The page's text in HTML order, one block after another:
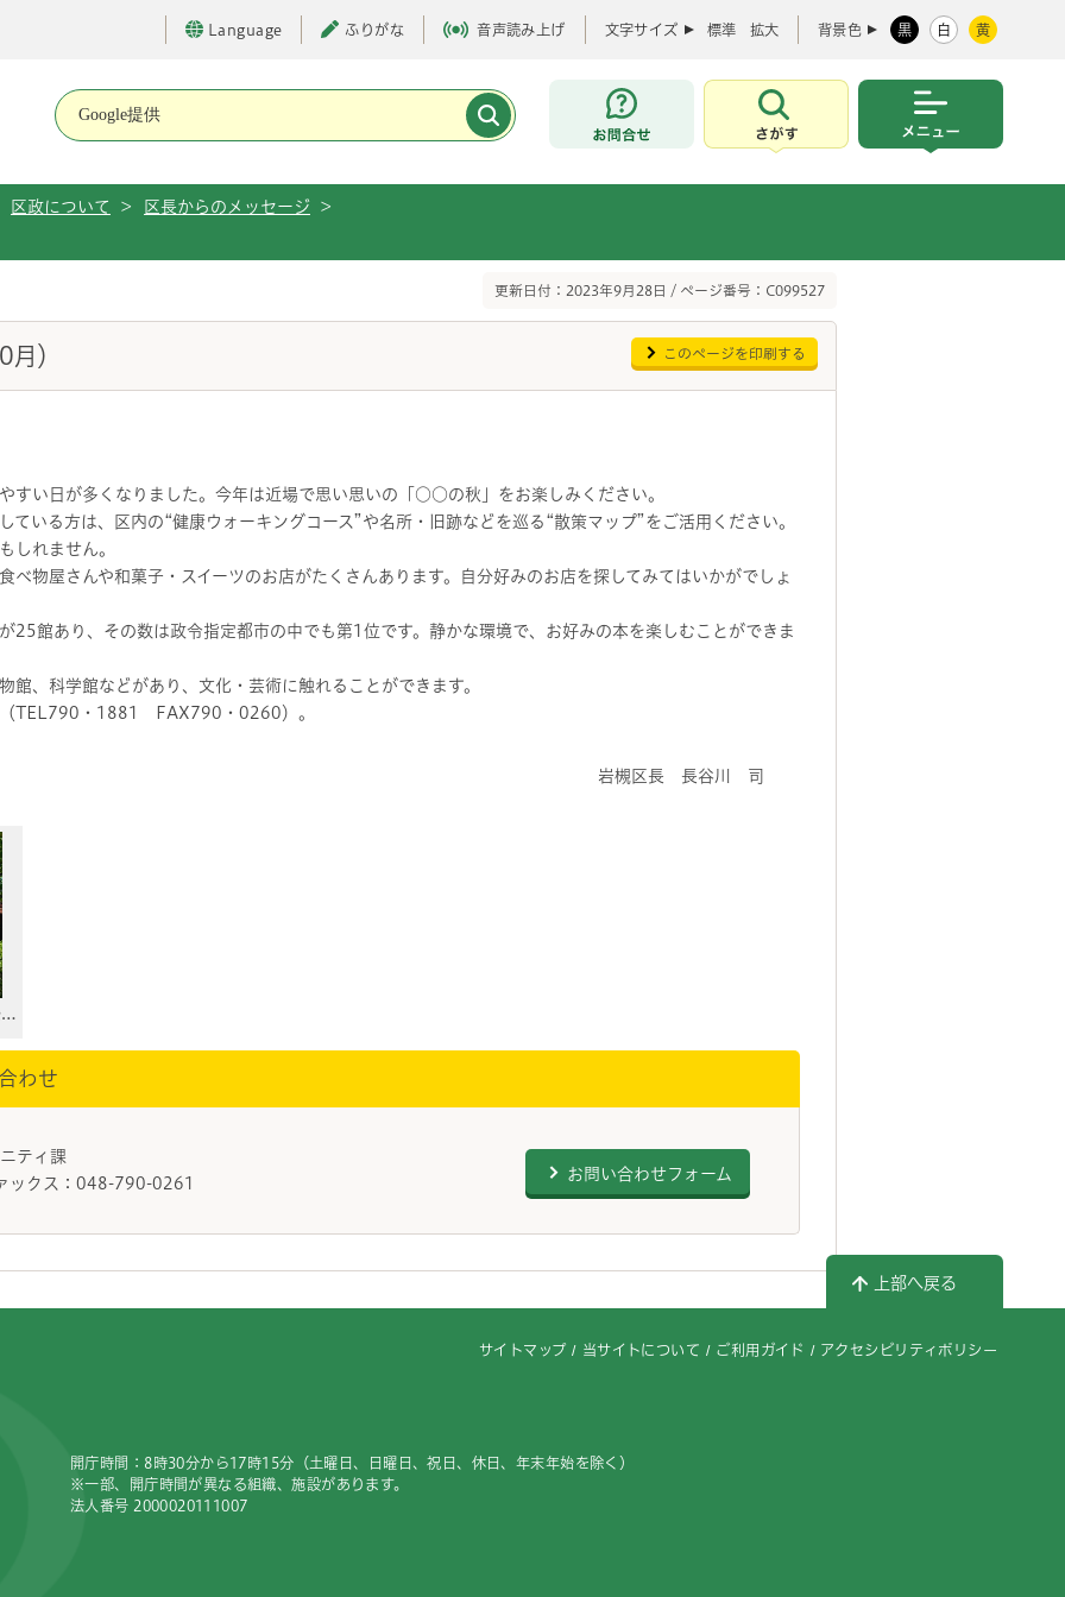
Language ふりがな 音声読み上げ 文字サイズ 標準 拡大 背景色 黒 白 黄
お問合せ
さがす
区政について > 区長からのメッセージ
>
更新日付：2023年9月28日 / ページ番号：C099527
） このページを印刷する
すい日が多くなりました。今年は近場で思い思いの「○○の秋」をお楽しみください。
ている方は、区内の“健康ウォーキングコース”や名所・旧跡などを巡る“散策マップ”をご活用ください。
しれません。
べ物屋さんや和菓子・スイーツのお店がたくさんあります。自分好みのお店を探してみてはいかがでしょ
25館あり、その数は政令指定都市の中でも第1位です。静かな環境で、お好みの本を楽しむことができま
館、科学館などがあり、文化・芸術に触れることができます。
TEL790・1881 FAX790・0260）。
長 長谷川 司
…
わせ
ニティ課
ックス：048-790-0261
お問い合わせフォーム
上部へ戻る
サイトマップ 当サイトについて ご利用ガイド アクセシビリティポリシー
開庁時間：8時30分から17時15分（土曜日、日曜日、祝日、休日、年末年始を除く）
※一部、開庁時間が異なる組織、施設があります。
法人番号 2000020111007